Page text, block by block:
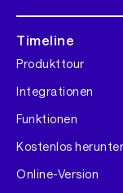
Timeline
Produkttour
Integrationen
Funktionen
Kostenlos
Online-Version